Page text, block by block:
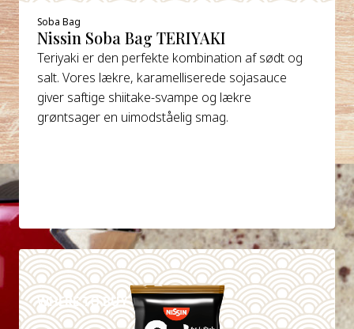
Soba Bag
Nissin Soba Bag TERIYAKI
Teriyaki er den perfekte kombination af sødt og
salt. Vores lækre, karamelliserede sojasauce
giver saftige shiitake-svampe og lækre
grøntsager en uimodståelig smag.
WHERE TO BUY
DETAILS